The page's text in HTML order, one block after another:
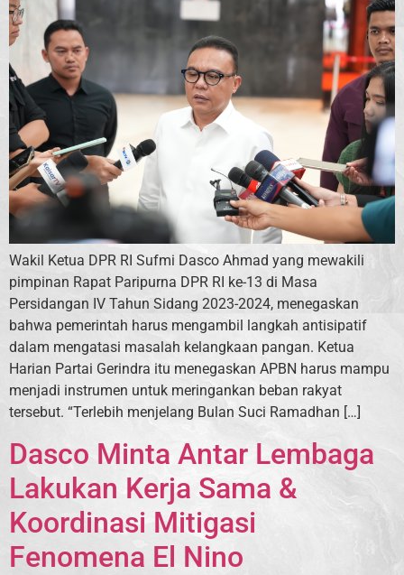
Wakil Ketua DPR RI Sufmi Dasco Ahmad yang mewakili
pimpinan Rapat Paripurna DPR RI ke-13 di Masa
Persidangan IV Tahun Sidang 2023-2024, menegaskan
bahwa pemerintah harus mengambil langkah antisipatif
dalam mengatasi masalah kelangkaan pangan. Ketua
Harian Partai Gerindra itu menegaskan APBN harus mampu
menjadi instrumen untuk meringankan beban rakyat
tersebut. “Terlebih menjelang Bulan Suci Ramadhan […]
Dasco Minta Antar Lembaga
Lakukan Kerja Sama &
Koordinasi Mitigasi
Fenomena El Nino